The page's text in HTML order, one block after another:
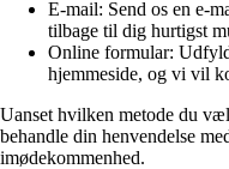
E-mail: Send os en
tilbage til dig hurtigst
Online formular:
hjemmeside, og vi vil
Uanset hvilken metode du
behandle din henvendelse
imødekommenhed.